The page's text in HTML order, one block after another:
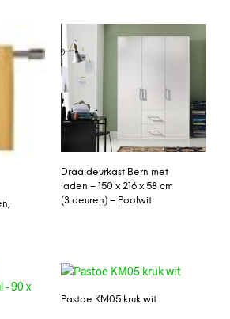
Draaideurkast Bern met
laden – 150 x 216 x 58 cm
(3 deuren) – Poolwit
Pastoe KM05 kruk wit